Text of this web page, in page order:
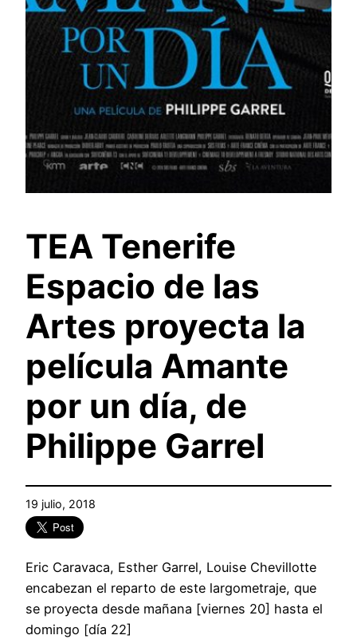
TEA Tenerife
Espacio de las
Artes proyecta la
película Amante
por un día, de
Philippe Garrel
19 julio, 2018
Eric Caravaca, Esther Garrel, Louise Chevillotte
encabezan el reparto de este largometraje, que
se proyecta desde mañana [viernes 20] hasta el
domingo [día 22]